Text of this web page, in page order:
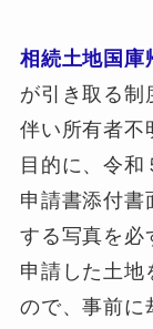
相続土地国庫
が引き取る制
伴い所有者不
目的に、令和
申請書添付書
する写真を必
申請した土地
ので、事前に